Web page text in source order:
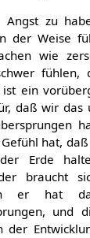
Angst zu
der Weise
wie
ein
daß wir das
hat,
Erde
braucht
er hat
und